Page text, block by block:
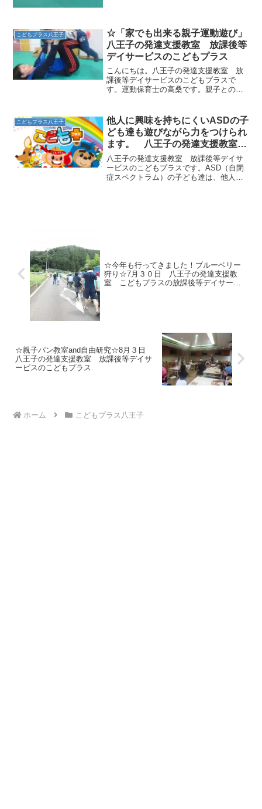
こどもプラス八王子
☆「家でも出来る親子運動遊び」
八王子の発達支援教室 放課後等
デイサービスのこどもプラス
こんにちは。八王子の発達支援教室 放
課後等デイサービスのこどもプラスで
す。運動保育士の高桑です。親子との時
外はポカポカで気持ちが良いけれど、、
花粉、、、外には出られない...
こどもプラス八王子
他人に興味を持ちにくいASDの子
ども達も遊びながら力をつけられ
ます。 八王子の発達支援教室
こどもプラスの放課後等デイサー
ビス
八王子の発達支援教室 放課後等デイサ
ービスのこどもプラスです。ASD（自閉
症スペクトラム）の子ども達は、他人に
☆今年も行ってきました！ブルーベリー
狩り☆7月３０日 八王子の発達支援教
室 こどもプラスの放課後等デイサービ
☆親子パン教室and自由研究☆8月３日
八王子の発達支援教室 放課後等デイサ
ービスのこどもプラス
ホーム こどもプラス八王子